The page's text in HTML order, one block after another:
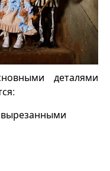
деталями
вырезанными